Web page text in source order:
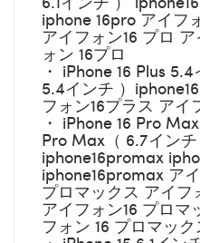
iphone 16pro アイフ
アイフォン16 プロ
ォン 16プロ
・ iPhone 16 Plus
5.4インチ ）
フォン16プラス アイ
・ iPhone 16 Pro
Pro Max（ 6.7イン
iphone16promax
iphone16promax ア
プロマックス アイフ
アイフォン16 プロマ
フォン 16 プロマック